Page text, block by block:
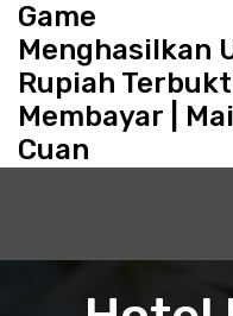
c
Game
Menghasilkan
Rupiah
Membayar |
Cuan